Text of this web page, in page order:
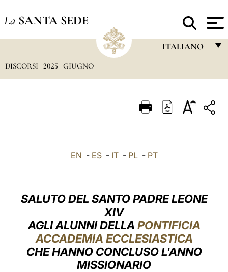
La SANTA SEDE
ITALIANO
ITALIANO
العربيّة
中文
LATINE
DISCORSI 2025 GIUGNO
EN - ES- IT- PL- PT
SALUTO DEL SANTO PADRE LEONE
XIV
AGLI ALUNNI DELLA PONTIFICIA
ACCADEMIA ECCLESIASTICA
CHE HANNO CONCLUSO L'ANNO
MISSIONARIO